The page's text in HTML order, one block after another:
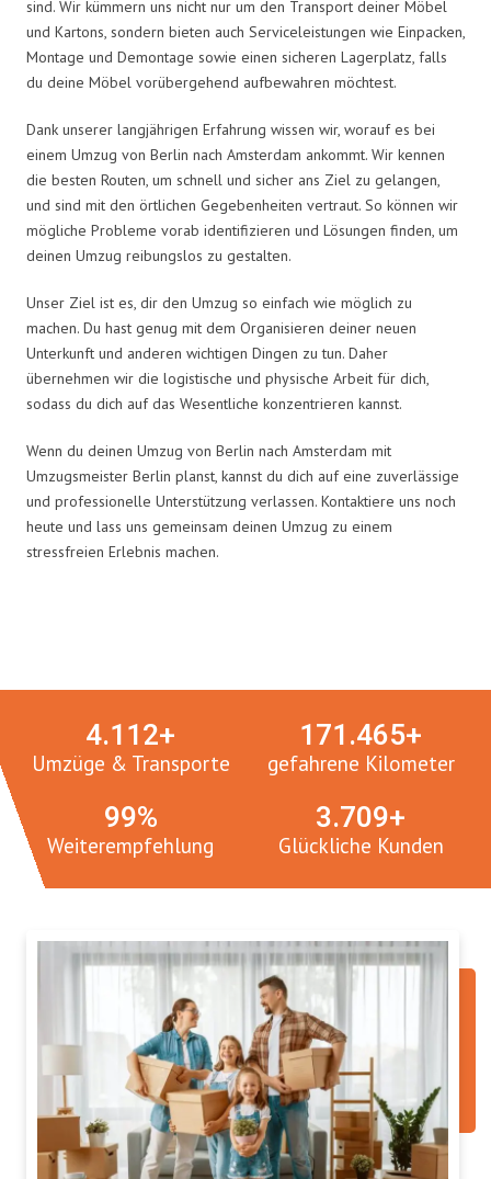
sind. Wir kümmern uns nicht nur um den Transport deiner Möbel
und Kartons, sondern bieten auch Serviceleistungen wie Einpacken,
Montage und Demontage sowie einen sicheren Lagerplatz, falls
du deine Möbel vorübergehend aufbewahren möchtest.
Dank unserer langjährigen Erfahrung wissen wir, worauf es bei
einem Umzug von Berlin nach Amsterdam ankommt. Wir kennen
die besten Routen, um schnell und sicher ans Ziel zu gelangen,
und sind mit den örtlichen Gegebenheiten vertraut. So können wir
mögliche Probleme vorab identifizieren und Lösungen finden, um
deinen Umzug reibungslos zu gestalten.
Unser Ziel ist es, dir den Umzug so einfach wie möglich zu
machen. Du hast genug mit dem Organisieren deiner neuen
Unterkunft und anderen wichtigen Dingen zu tun. Daher
übernehmen wir die logistische und physische Arbeit für dich,
sodass du dich auf das Wesentliche konzentrieren kannst.
Wenn du deinen Umzug von Berlin nach Amsterdam mit
Umzugsmeister Berlin planst, kannst du dich auf eine zuverlässige
und professionelle Unterstützung verlassen. Kontaktiere uns noch
heute und lass uns gemeinsam deinen Umzug zu einem
stressfreien Erlebnis machen.
Umzüge & Transporte
4.112+
gefahrene Kilometer
171.465+
Weiterempfehlung
100%
Glückliche Kunden
3.765+